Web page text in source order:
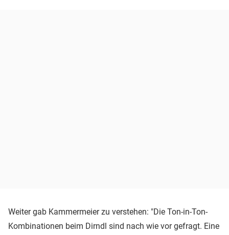
Weiter gab Kammermeier zu verstehen: "Die Ton-in-Ton-
Kombinationen beim Dirndl sind nach wie vor gefragt. Eine